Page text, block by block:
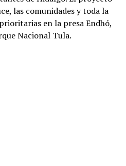
las comunidades y toda la
en la presa Endhó,
Nacional Tula.